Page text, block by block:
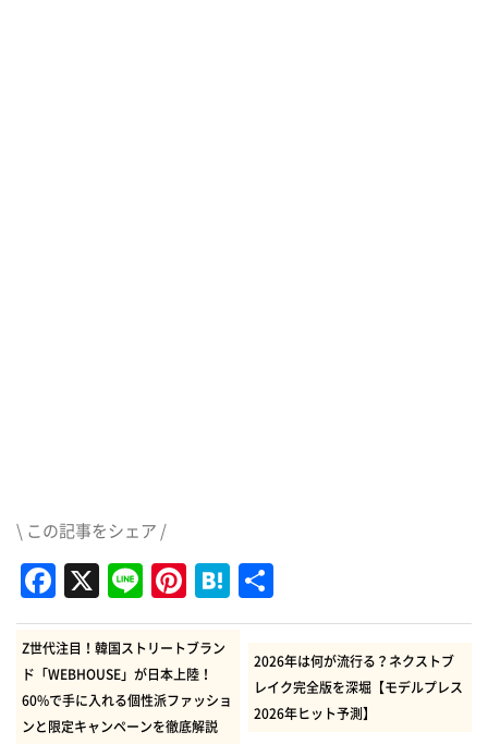
\ この記事をシェア /
Facebook
X LinePinterest
Hatena
有
Z世代注目！韓国ストリートブラン
ド「WEBHOUSE」が日本上陸！
60%で手に入れる個性派ファッショ
ンと限定キャンペーンを徹底解説
2026年は何が流行る？ネクストブ
レイク完全版を深堀【モデルプレス
2026年ヒット予測】